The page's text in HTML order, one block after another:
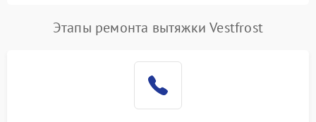
Этапы ремонта вытяжки Vestfrost